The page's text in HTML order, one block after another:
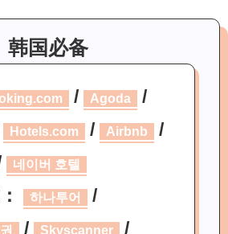
韩国必备
/ Agoda /
Hotels.com / Airbnb /
네이버 호텔
하나투어 /
/ Skyscanner /